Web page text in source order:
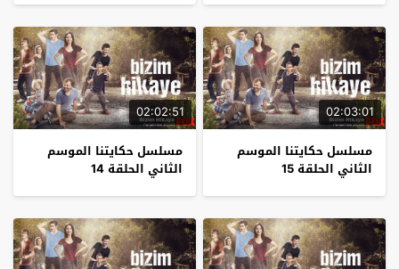
02:03:01
مسلسل حكايتنا الموسم
الثاني الحلقة 15
02:02:51
مسلسل حكايتنا الموسم
الثاني الحلقة 14